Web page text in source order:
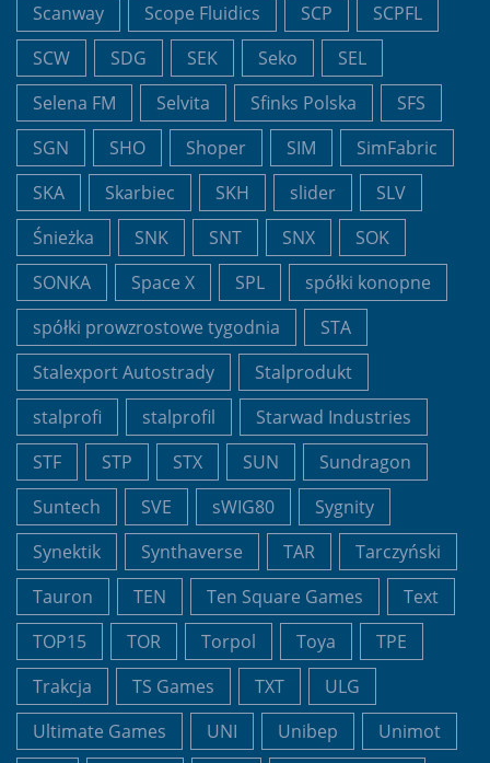
Scanway
Scope Fluidics SCP
SCPFL
SCW
SDG SEK Seko
SEL
Selena FM
Selvita Sfinks Polska
SFS
SGN
SHO Shoper SIM
SimFabric
SKA
Skarbiec SKH slider
SLV
Śnieżka
SNK SNT SNX
SOK
SONKA
Space X SPL
spółki konopne
spółki prowzrostowe tygodnia
STA
Stalexport Autostrady
Stalprodukt
stalprofi
stalprofil
Starwad Industries
STF
STP STX SUN
Sundragon
Suntech
SVE sWIG80
Sygnity
Synektik
Synthaverse TAR
Tarczyński
Tauron
TEN Ten Square Games
Text
TOP15
TOR Torpol Toya
TPE
Trakcja
TS Games TXT
ULG
Ultimate Games
UNI Unibep
Unimot